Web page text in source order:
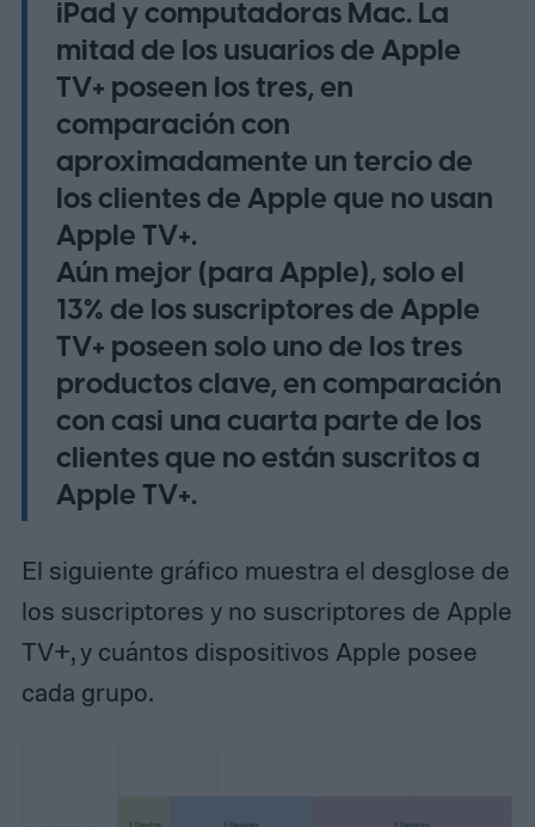
iPad y computadoras Mac. La
mitad de los usuarios de Apple
TV+ poseen los tres, en
comparación con
aproximadamente un tercio de
los clientes de Apple que no usan
Apple TV+.
Aún mejor (para Apple), solo el
13% de los suscriptores de Apple
TV+ poseen solo uno de los tres
productos clave, en comparación
con casi una cuarta parte de los
clientes que no están suscritos a
Apple TV+.
El siguiente gráfico muestra el desglose de
los suscriptores y no suscriptores de Apple
TV+, y cuántos dispositivos Apple posee
cada grupo.